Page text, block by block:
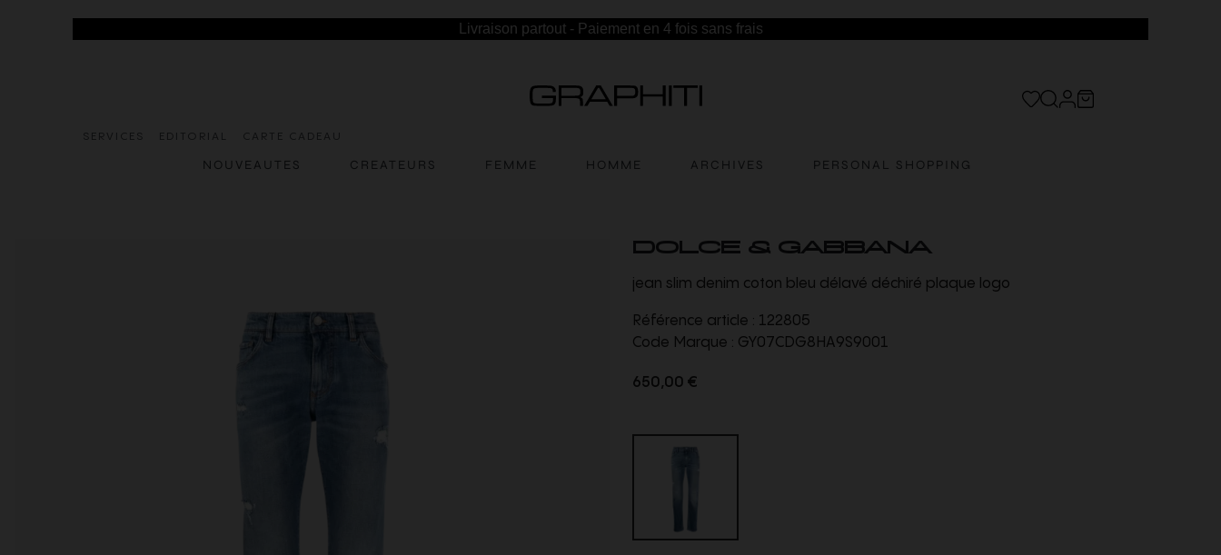
Livraison partout - Paiement en 4 fois sans frais
SERVICES EDITORIAL CARTE CADEAU
NOUVEAUTES CREATEURS FEMME HOMME ARCHIVES PERSONAL SHOPPING
DOLCE & GABBANA
jean slim denim coton bleu délavé déchiré plaque logo
Référence article : 122805
Code Marque : GY07CDG8HA9S9001
650,00 €